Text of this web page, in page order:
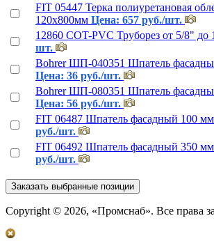
FIT 05447 Терка полиуретановая
120х800мм Цена: 657 руб./шт.
12860 COT-PVC Труборез от 5/8" до
шт.
Bohrer ШП-040351 Шпатель
Цена: 36 руб./шт.
Bohrer ШП-080351 Шпатель
Цена: 56 руб./шт.
FIT 06487 Шпатель фасадный 100
руб./шт.
FIT 06492 Шпатель фасадный 350
руб./шт.
Copyright © 2026, «Промснаб». Все права